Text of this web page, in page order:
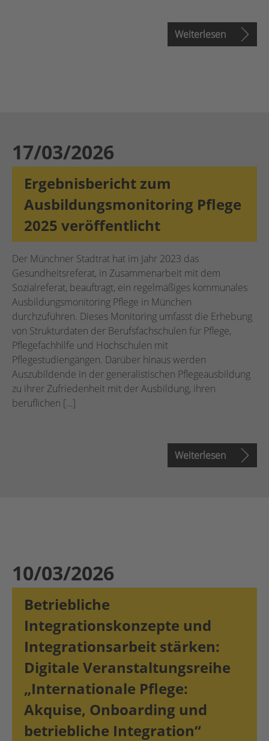
Weiterlesen
Ergebnisbericht zum
Ausbildungsmonitoring Pflege
2025 veröffentlicht
17/03/2026
Der Münchner Stadtrat hat im Jahr 2023 das
Gesundheitsreferat, in Zusammenarbeit mit dem
Sozialreferat, beauftragt, ein regelmäßiges kommunales
Ausbildungsmonitoring Pflege in München
durchzuführen. Dieses Monitoring umfasst die Erhebung
von Strukturdaten der Berufsfachschulen für Pflege,
Pflegefachhilfe und Hochschulen mit
Pflegestudiengängen. Darüber hinaus werden
Auszubildende in der generalistischen Pflegeausbildung
zu ihrer Zufriedenheit mit der Ausbildung, ihren
beruflichen […]
Weiterlesen
Betriebliche
Integrationskonzepte und
Integrationsarbeit stärken:
Digitale Veranstaltungsreihe
„Internationale Pflege:
Akquise, Onboarding und
betriebliche Integration“
10/03/2026